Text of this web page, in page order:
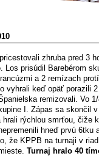
zhruba pred 3
Los prisúdil Barebérom
a 2 remízach
vyhrali keď opäť porazili
remizovali. Vo
I. Zápas sa skončil
hrali rýchlou smrťou, čiže
hneď prvú 6tku
že KPPB na turnaji v
Turnaj hralo 40